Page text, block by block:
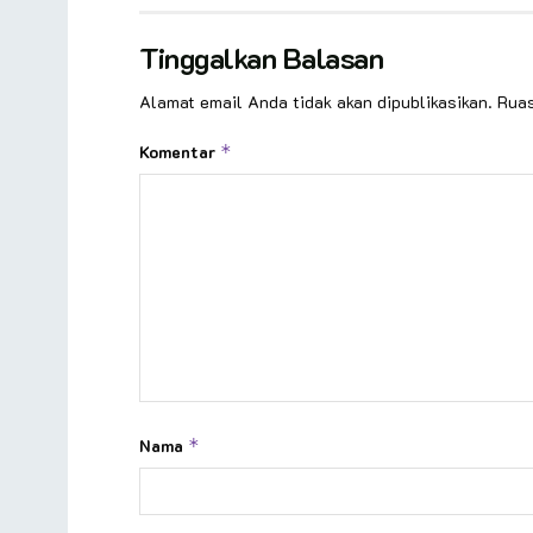
Tinggalkan Balasan
Alamat email Anda tidak akan dipublikasikan.
Komentar *
Nama *